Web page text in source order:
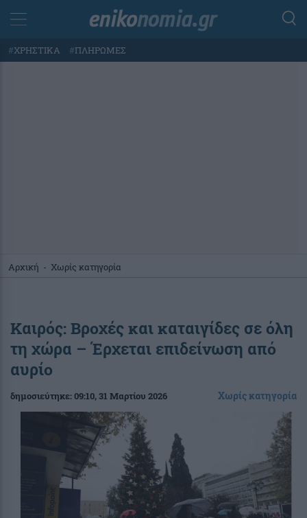
#ΧΡΗΣΤΙΚΑ #ΠΛΗΡΩΜΕΣ
Αρχική - Χωρίς κατηγορία
Καιρός: Βροχές και καταιγίδες σε όλη
τη χώρα – Έρχεται επιδείνωση από
αυρίο
δημοσιεύτηκε:09:10, 31 Μαρτίου 2026 Χωρίς κατηγορία